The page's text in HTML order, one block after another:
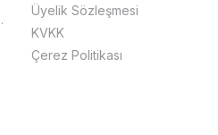
Üyelik Sözleşmesi
KVKK
Çerez Politikası